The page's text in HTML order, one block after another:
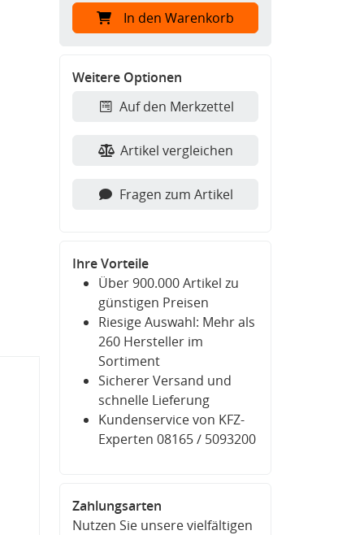
In den Warenkorb
Weitere Optionen
Auf den Merkzettel
Artikel vergleichen
Fragen zum Artikel
Ihre Vorteile
Über 900.000 Artikel zu
günstigen Preisen
Riesige Auswahl: Mehr als
260 Hersteller im
Sortiment
Sicherer Versand und
schnelle Lieferung
Kundenservice von KFZ-
Experten 08165 / 5093200
Zahlungsarten
Nutzen Sie unsere vielfältigen